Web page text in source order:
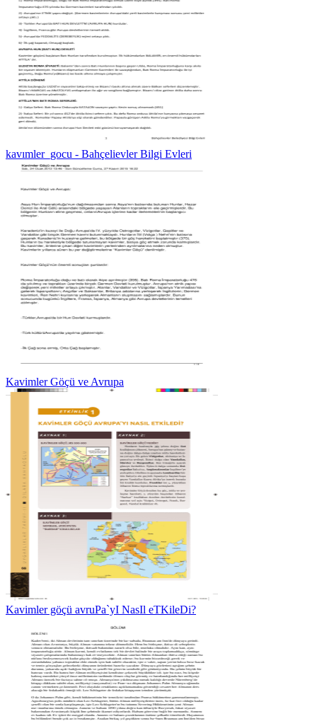
kavımler_gocu - Bahçelievler Bilgi Evleri
Kavimler Göçü ve Avrupa
Kavimler göçü avruPa`yI NasIl eTKileDi?